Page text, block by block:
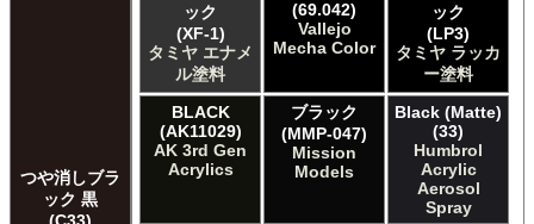
つや消しブラ
ック 黒
ック
(XF-1)
タミヤ エナメ
ル塗料
(69.042)
Vallejo
Mecha Color
ック
(LP3)
タミヤ ラッカ
ー塗料
BLACK
(AK11029)
AK 3rd Gen
Acrylics
ブラック
(MMP-047)
Mission
Models
Black (Matte)
(33)
Humbrol
Acrylic
Aerosol
Spray